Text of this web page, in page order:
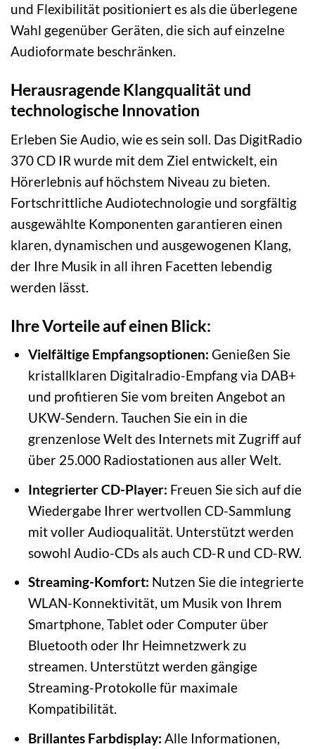
und Flexibilität positioniert es als die überlegene
Wahl gegenüber Geräten, die sich auf einzelne
Audioformate beschränken.
Herausragende Klangqualität und
technologische Innovation
Erleben Sie Audio, wie es sein soll. Das DigitRadio
370 CD IR wurde mit dem Ziel entwickelt, ein
Hörerlebnis auf höchstem Niveau zu bieten.
Fortschrittliche Audiotechnologie und sorgfältig
ausgewählte Komponenten garantieren einen
klaren, dynamischen und ausgewogenen Klang,
der Ihre Musik in all ihren Facetten lebendig
werden lässt.
Ihre Vorteile auf einen Blick:
Vielfältige Empfangsoptionen: Genießen Sie
kristallklaren Digitalradio-Empfang via DAB+
und profitieren Sie vom breiten Angebot an
UKW-Sendern. Tauchen Sie ein in die
grenzenlose Welt des Internets mit Zugriff auf
über 25.000 Radiostationen aus aller Welt.
Integrierter CD-Player: Freuen Sie sich auf die
Wiedergabe Ihrer wertvollen CD-Sammlung
mit voller Audioqualität. Unterstützt werden
sowohl Audio-CDs als auch CD-R und CD-RW.
Streaming-Komfort: Nutzen Sie die integrierte
WLAN-Konnektivität, um Musik von Ihrem
Smartphone, Tablet oder Computer über
Bluetooth oder Ihr Heimnetzwerk zu
streamen. Unterstützt werden gängige
Streaming-Protokolle für maximale
Kompatibilität.
Brillantes Farbdisplay: Alle Informationen,